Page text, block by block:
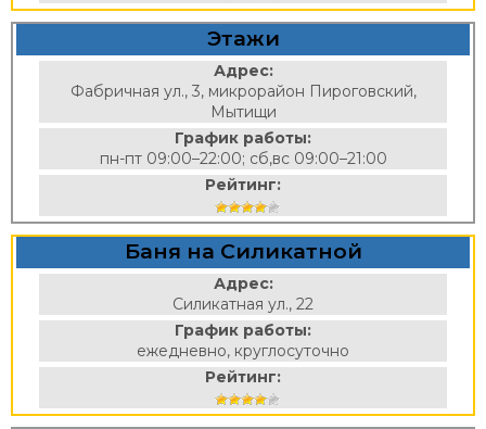
Этажи
Адрес:
Фабричная ул., 3, микрорайон Пироговский,
Мытищи
График работы:
пн-пт 09:00–22:00; сб,вс 09:00–21:00
Рейтинг:
Баня на Силикатной
Адрес:
Силикатная ул., 22
График работы:
ежедневно, круглосуточно
Рейтинг: